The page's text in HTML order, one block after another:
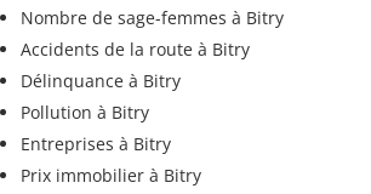
Nombre de sage-femmes à Bitry
Accidents de la route à Bitry
Délinquance à Bitry
Pollution à Bitry
Entreprises à Bitry
Prix immobilier à Bitry